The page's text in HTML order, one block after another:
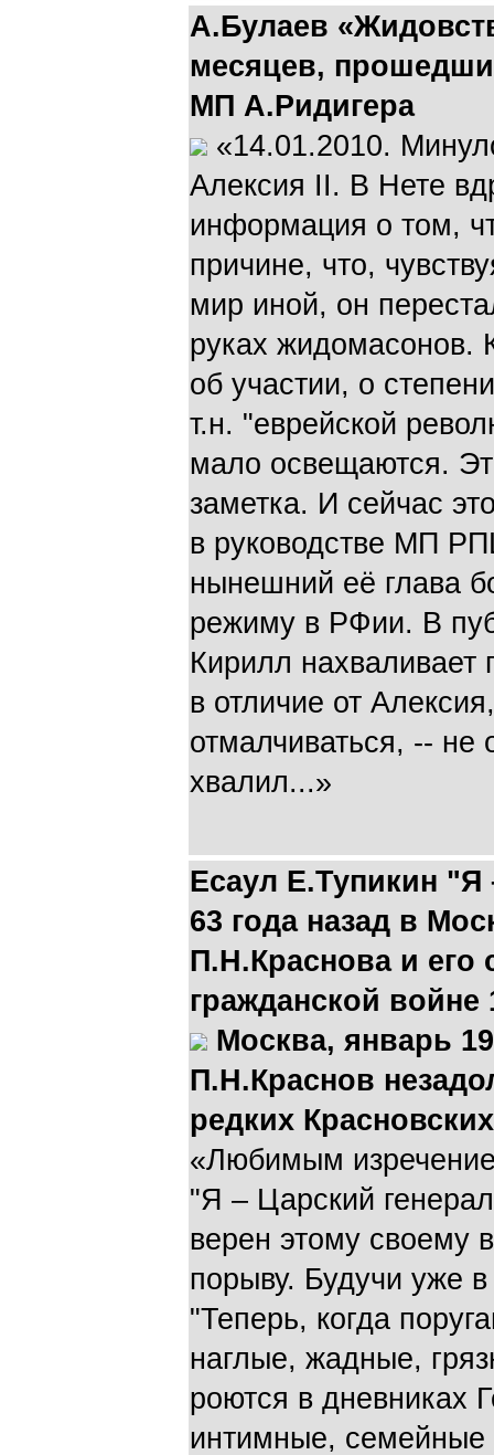
А.Булаев
месяцев,
МП А.Ридигера
«14.01.2010.
Алексия II. В Нете
информация о том,
причине, что,
мир иной, он
руках жидомасонов.
об участии, о
т.н. "еврейской
мало освещаются.
заметка. И сейчас
в руководстве МП
нынешний её глава
режиму в РФии. В
Кирилл нахваливает
в отличие от
отмалчиваться, --
хвалил...»
Есаул Е.Тупикин
63 года назад в
П.Н.Краснова и его
гражданской войне
Москва, январь
П.Н.Краснов
редких
«Любимым
"Я – Царский
верен этому своему
порыву. Будучи уже
"Теперь, когда
наглые, жадные,
роются в дневниках
интимные, семейные